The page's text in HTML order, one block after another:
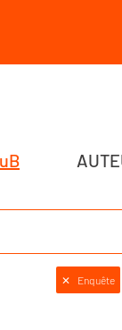
✕ Enquête